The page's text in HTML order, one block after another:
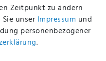
Zeitpunkt zu ändern
unser Impressum und
personenbezogener
.